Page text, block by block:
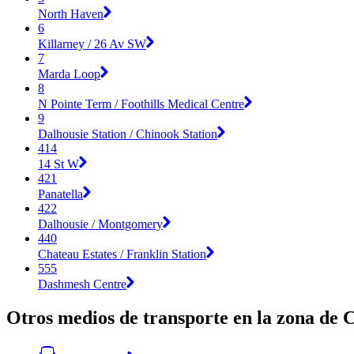
North Haven
6
Killarney / 26 Av SW
7
Marda Loop
8
N Pointe Term / Foothills Medical Centre
9
Dalhousie Station / Chinook Station
414
14 St W
421
Panatella
422
Dalhousie / Montgomery
440
Chateau Estates / Franklin Station
555
Dashmesh Centre
Otros medios de transporte en la zona de